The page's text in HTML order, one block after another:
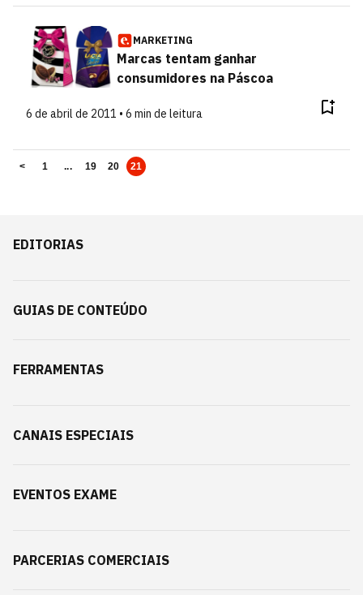
MARKETING
Marcas tentam ganhar
consumidores na Páscoa
6 de abril de 2011 • 6 min de leitura
< 1 ... 19 20 21
EDITORIAS
GUIAS DE CONTEÚDO
FERRAMENTAS
CANAIS ESPECIAIS
EVENTOS EXAME
PARCERIAS COMERCIAIS